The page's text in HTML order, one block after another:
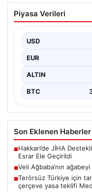
Veli
tutuklandı
Piyasa Verileri
USD
EUR
ALTIN
BTC
Son Eklenen Haberler
■Hakkari’de JİHA
Esrar Ele Geçirildi
■Veli Ağbaba’nın
■Terörsüz Türkiye için
çerçeve yasa teklifi